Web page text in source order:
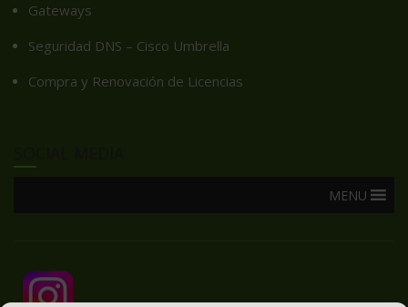
Gateways
Seguridad DNS – Cisco Umbrella
Compra y Renovación de Licencias
MENU